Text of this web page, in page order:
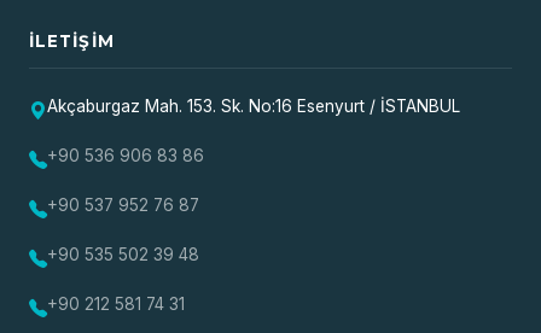
İLETIŞIM
Akçaburgaz Mah. 153. Sk. No:16 Esenyurt / İSTANBUL
+90 536 906 83 86
+90 537 952 76 87
+90 535 502 39 48
+90 212 581 74 31